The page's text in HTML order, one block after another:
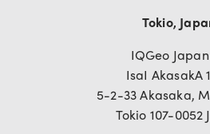
Tokio,
IQGeo Japan
IsaI AkasakA
5-2-33 Akasaka,
Tokio 107-0052